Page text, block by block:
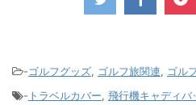
-ゴルフグッズ, ゴルフ旅関連, ゴル
- トラベルカバー, 飛行機キャディバ